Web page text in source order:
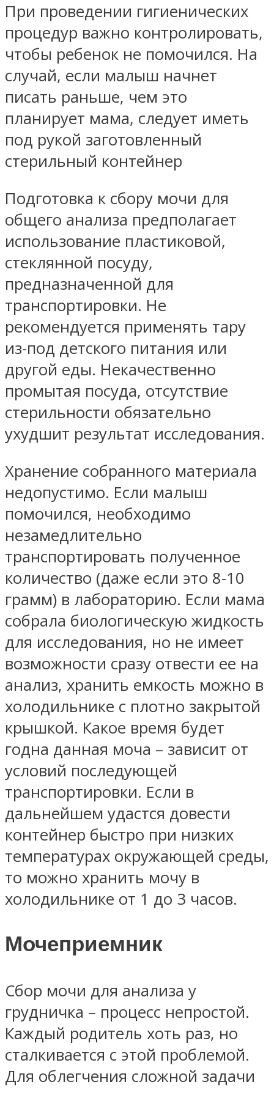
При проведении гигиенических
процедур важно контролировать,
чтобы ребенок не помочился. На
случай, если малыш начнет
писать раньше, чем это
планирует мама, следует иметь
под рукой заготовленный
стерильный контейнер
Подготовка к сбору мочи для
общего анализа предполагает
использование пластиковой,
стеклянной посуду,
предназначенной для
транспортировки. Не
рекомендуется применять тару
из-под детского питания или
другой еды. Некачественно
промытая посуда, отсутствие
стерильности обязательно
ухудшит результат исследования.
Хранение собранного материала
недопустимо. Если малыш
помочился, необходимо
незамедлительно
транспортировать полученное
количество (даже если это 8-10
грамм) в лабораторию. Если мама
собрала биологическую жидкость
для исследования, но не имеет
возможности сразу отвести ее на
анализ, хранить емкость можно в
холодильнике с плотно закрытой
крышкой. Какое время будет
годна данная моча – зависит от
условий последующей
транспортировки. Если в
дальнейшем удастся довести
контейнер быстро при низких
температурах окружающей среды,
то можно хранить мочу в
холодильнике от 1 до 3 часов.
Мочеприемник
Сбор мочи для анализа у
грудничка – процесс непростой.
Каждый родитель хоть раз, но
сталкивается с этой проблемой.
Для облегчения сложной задачи